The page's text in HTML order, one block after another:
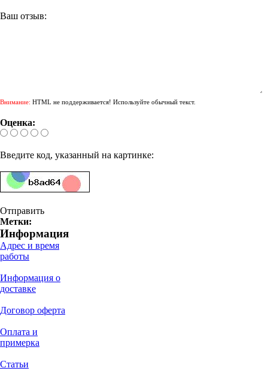
Ваш отзыв:
Внимание: HTML не поддерживается! Используйте обычный текст.
Оценка:
Введите код, указанный на картинке:
Отправить
Метки:
Информация
Адрес и время
работы
Информация о
доставке
Договор оферта
Оплата и
примерка
Статьи